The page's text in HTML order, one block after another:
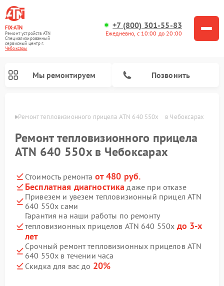
FIX-ATN
Ремонт устройств ATN
Специализированный
cервисный центр г.
Чебоксары
+7 (800) 301-55-83
Ежедневно, с 10:00 до 20:00
Мы ремонтируем Позвонить
Ремонт тепловизионного прицела ATN 640 550x    в Чебоксарах
Ремонт тепловизионного прицела
ATN 640 550x в Чебоксарах
Стоимость ремонта от 480 руб.
Бесплатная диагностика даже при отказе
Привезем и увезем тепловизионный прицел ATN
640 550x сами
Гарантия на наши работы по ремонту
тепловизионных прицелов ATN 640 550x до 3-х
лет
Срочный ремонт тепловизионных прицелов ATN
640 550x в течении часа
Скидка для вас до 20%